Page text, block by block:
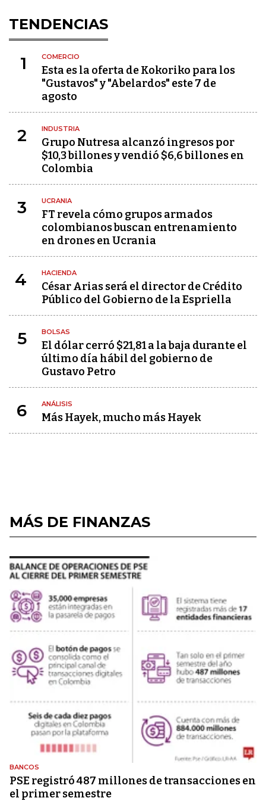
TENDENCIAS
1 COMERCIO
Esta es la oferta de Kokoriko para los
"Gustavos" y "Abelardos" este 7 de
agosto
2 INDUSTRIA
Grupo Nutresa alcanzó ingresos por
$10,3 billones y vendió $6,6 billones en
Colombia
3 UCRANIA
FT revela cómo grupos armados
colombianos buscan entrenamiento
en drones en Ucrania
4 HACIENDA
César Arias será el director de Crédito
Público del Gobierno de la Espriella
5 BOLSAS
El dólar cerró $21,81 a la baja durante el
último día hábil del gobierno de
Gustavo Petro
6 ANÁLISIS
Más Hayek, mucho más Hayek
MÁS DE FINANZAS
BANCOS
PSE registró 487 millones de transacciones en
el primer semestre